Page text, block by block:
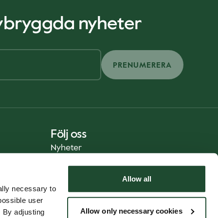
necessary to
user
By adjusting
Allow all
Allow only necessary cookies
nyheter
PRENUMERERA
Följ oss
Nyheter